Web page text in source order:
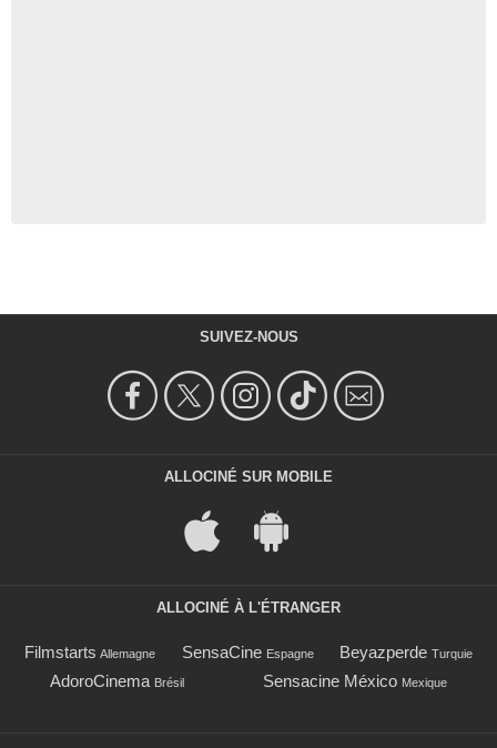
SUIVEZ-NOUS
ALLOCINÉ SUR MOBILE
ALLOCINÉ À L'ÉTRANGER
Filmstarts Allemagne SensaCine Espagne Beyazperde Turquie
AdoroCinema Brésil Sensacine México Mexique